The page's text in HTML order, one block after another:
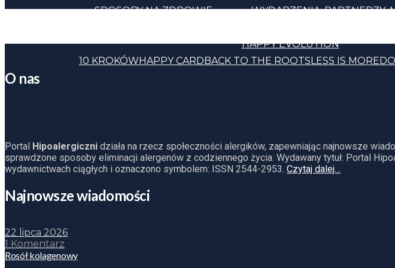
SPOSOBY NA ZDROWIE
WYDARZENIA PARTNERZY
HAPPY EVOLUTION
10 KROKÓWHAPPY CARDBACK TO THE ROOTSLESS IS MORE
O nas
Portal Hipoalergiczni działa na rzecz społeczności alergików, zapewniając najnowsze
sprawdzone sposoby eliminacji alergenów z codziennego życia. Wydawany tytuł: Portal
wydawnictwach ciągłych i oznaczono symbolem: ISSN 2544-2953. Czytaj dalej…
Najnowsze wiadomości
22 lipca 2026
1 Komentarz
Rosół kolagenowy